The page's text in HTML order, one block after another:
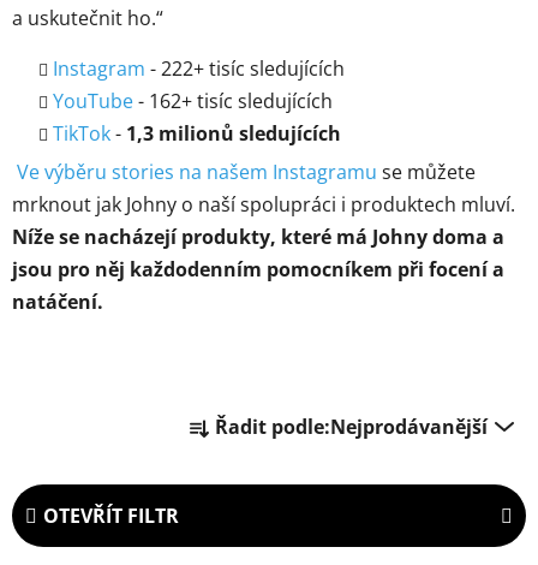
a uskutečnit ho.“
Instagram - 222+ tisíc sledujících
YouTube- 162+ tisíc sledujících
TikTok- 1,3 milionů sledujících
Ve výběru stories na našem Instagramu se můžete
mrknout jak Johny o naší spolupráci i produktech mluví.
Níže se nacházejí produkty, které má Johny doma a
jsou pro něj každodenním pomocníkem při focení a
natáčení.
a
e
n
Řadit podle:Nejprodávanější
OTEVŘÍT FILTR